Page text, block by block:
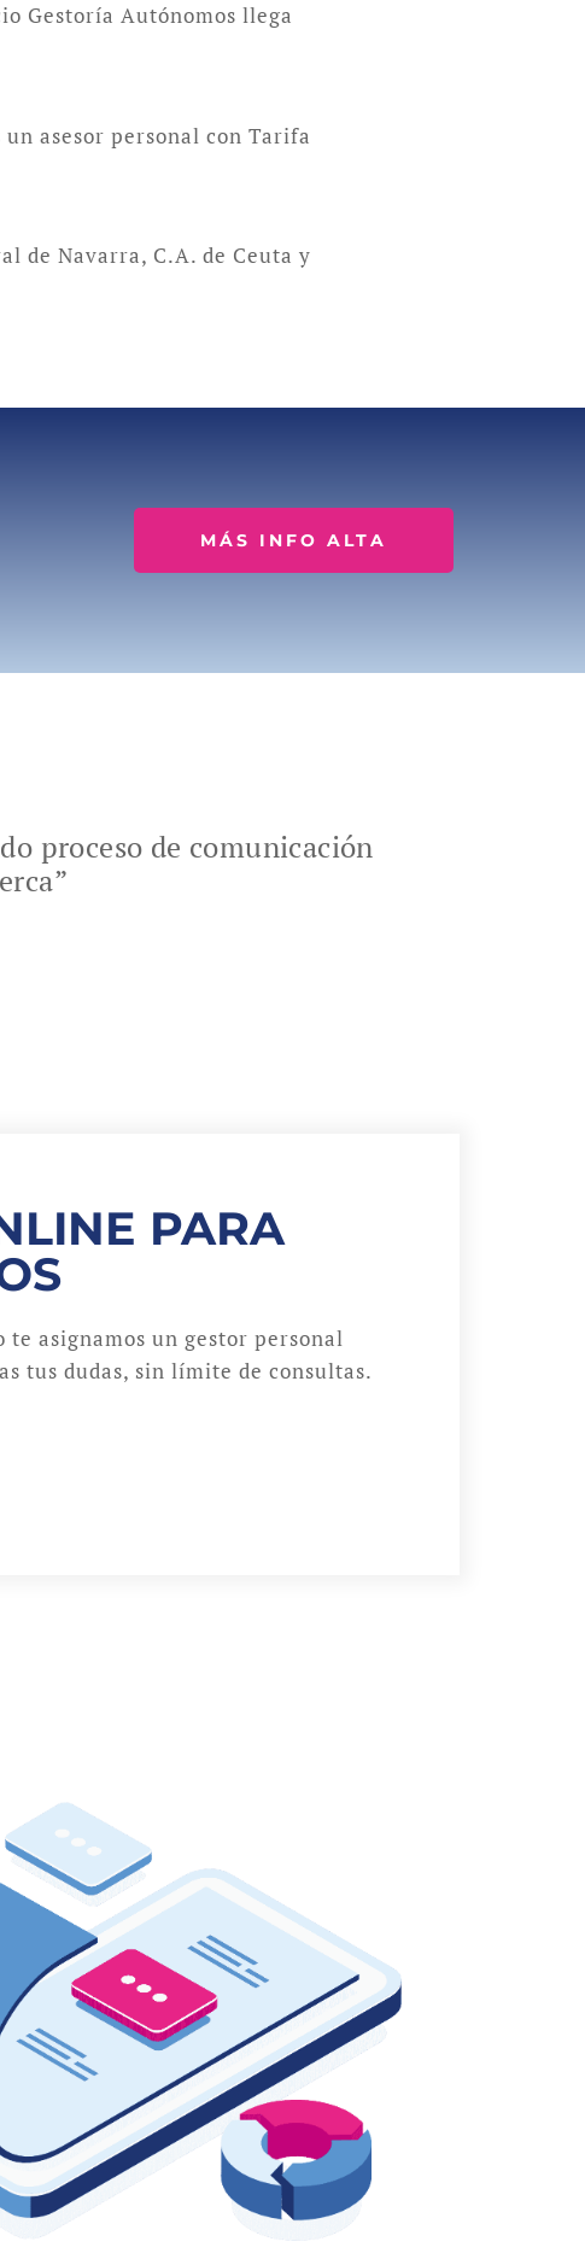
Gestoría Autónomos llega
asesor personal con Tarifa
de Navarra, C.A. de Ceuta y
MÁS INFO ALTA
proceso de comunicación
PARA
asignamos un gestor personal
tus dudas, sin límite de consultas.